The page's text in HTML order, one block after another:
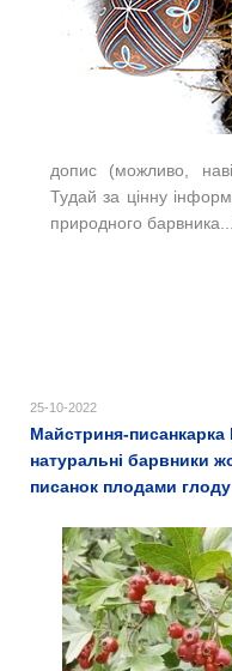
допис (можливо,
Тудай за цінну
природного
25-10-2022
Майстриня-
натуральні барвники
писанок плодами глоду